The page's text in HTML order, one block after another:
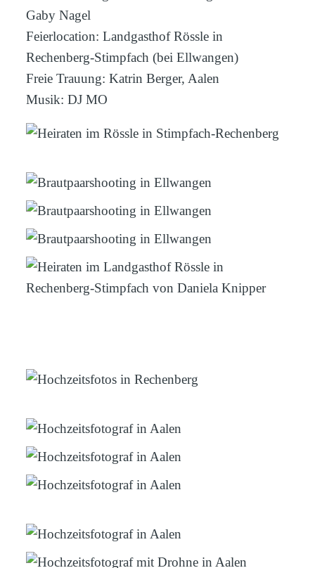
Gaby Nagel
Feierlocation:Landgasthof Rössle in
Rechenberg-Stimpfach (bei Ellwangen)
Freie Trauung:Katrin Berger, Aalen
Musik:DJ MO